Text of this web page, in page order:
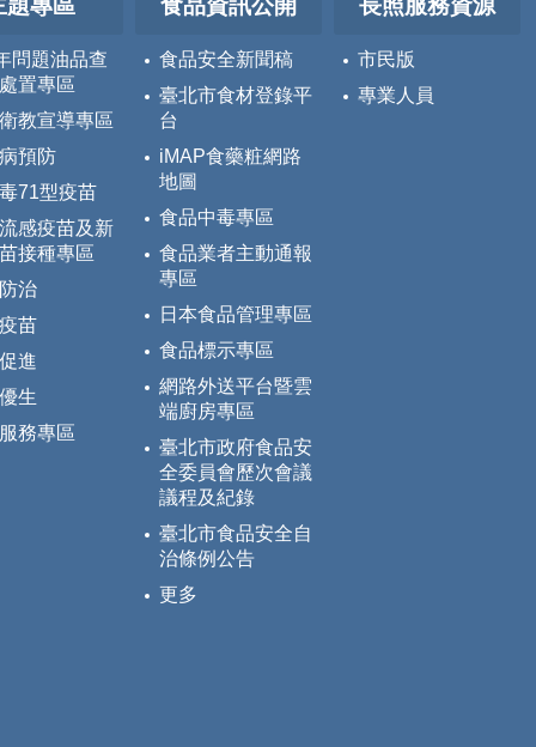
題專區
問題油品查
置專區
教宣導專區
預防
71型疫苗
感疫苗及新
接種專區
治
苗
進
生
務專區
食品資訊公開
食品安全新聞稿
臺北市食材登錄平
台
iMAP食藥粧網路
地圖
食品中毒專區
食品業者主動通報
專區
日本食品管理專區
食品標示專區
網路外送平台暨雲
端廚房專區
臺北市政府食品安
全委員會歷次會議
議程及紀錄
臺北市食品安全自
治條例公告
更多
長照服務資源
市民版
專業人員